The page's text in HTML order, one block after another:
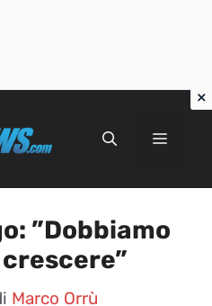
Menu
”Dobbiamo
Marco Orrù